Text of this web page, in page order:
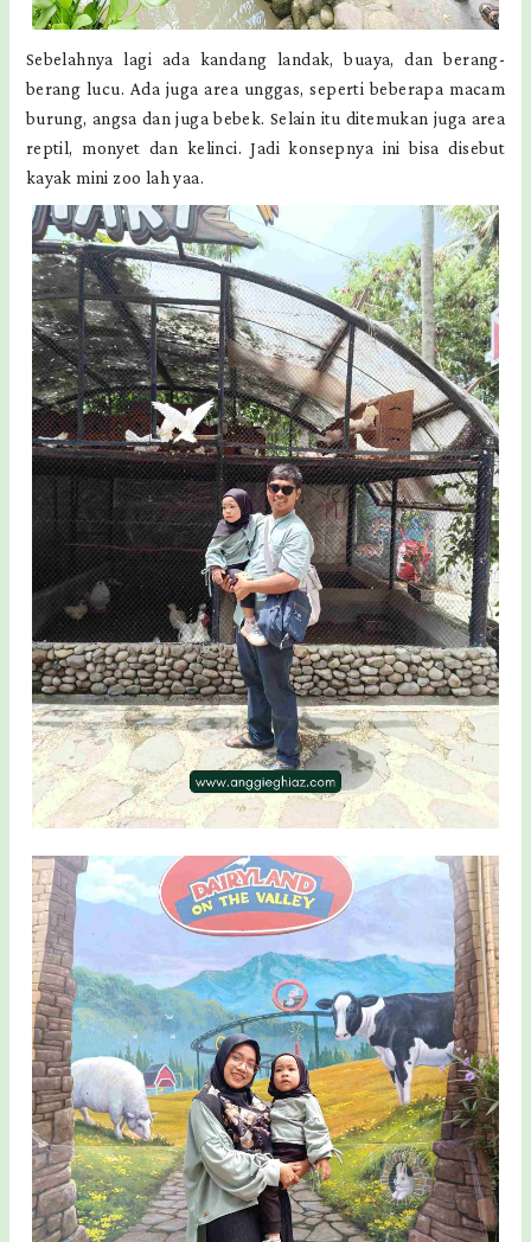
Sebelahnya lagi ada kandang landak, buaya, dan berang-
berang lucu. Ada juga area unggas, seperti beberapa macam
burung, angsa dan juga bebek. Selain itu ditemukan juga area
reptil, monyet dan kelinci. Jadi konsepnya ini bisa disebut
kayak mini zoo lah yaa.